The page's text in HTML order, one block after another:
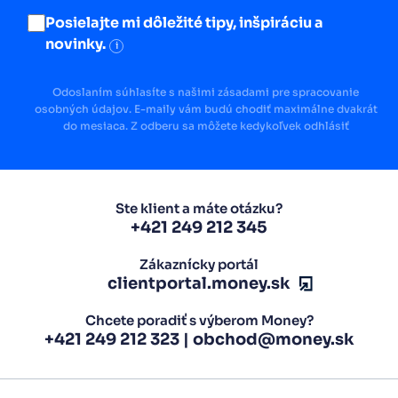
Posielajte mi dôležité tipy, inšpiráciu a
novinky.
i
Odoslaním súhlasíte s našimi zásadami pre spracovanie
osobných údajov. E-maily vám budú chodiť maximálne dvakrát
do mesiaca. Z odberu sa môžete kedykoľvek odhlásiť
Ste klient a máte otázku?
+421 249 212 345
Zákaznícky portál
clientportal.money.sk
Chcete poradiť s výberom Money?
+421 249 212 323| obchod@money.sk